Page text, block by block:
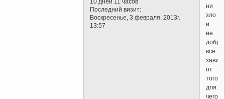
10 дней 11 часов
Последний визит:
Воскресенье, 3 февраля, 2013г.
13:57
ни
зло
и
не
добро,
все
от
того
для
чего